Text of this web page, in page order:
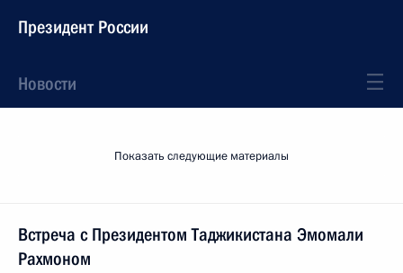
Президент России
Новости
Показать следующие материалы
Встреча с Президентом Таджикистана Эмомали
Рахмоном